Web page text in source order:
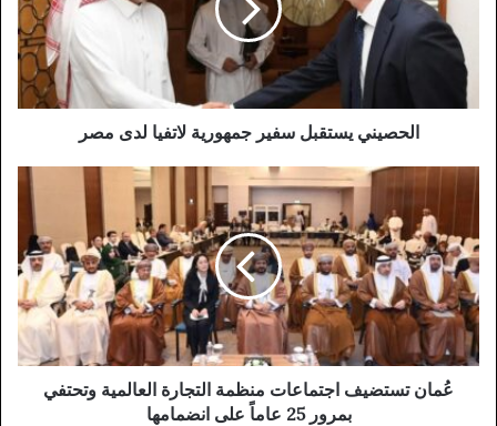
الحصيني يستقبل سفير جمهورية ⁧‫لاتفيا‬⁩ لدى مصر
عُمان تستضيف اجتماعات منظمة التجارة العالمية وتحتفي
بمرور 25 عاماً على انضمامها